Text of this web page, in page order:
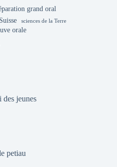
grand oral
sciences de la Terre
orale
jeunes
petiau